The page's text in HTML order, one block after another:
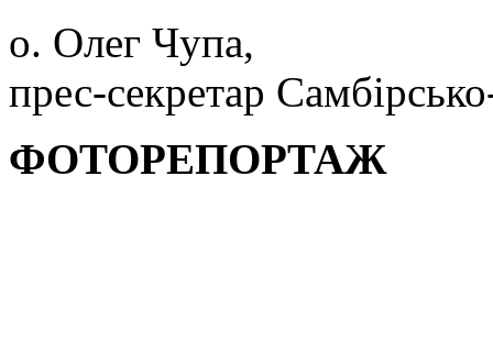
о. Олег Чупа,
прес-секретар
ФОТОРЕПОРТАЖ